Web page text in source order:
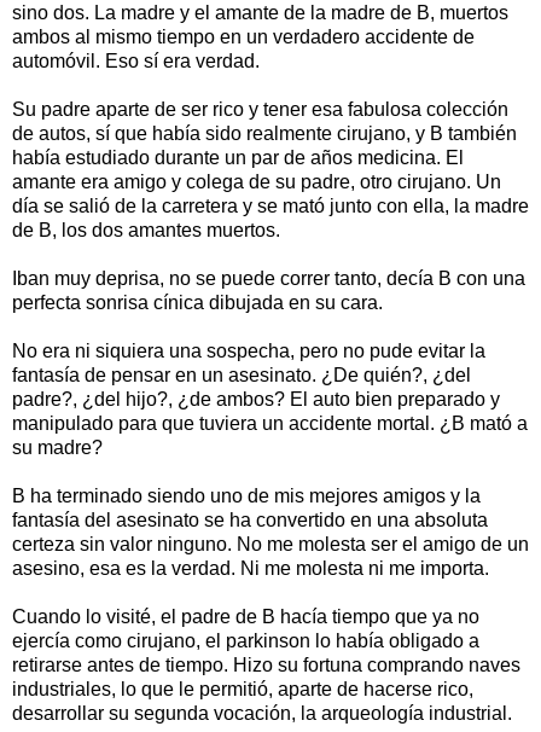
sino dos. La madre y el amante de la madre de B, muertos
ambos al mismo tiempo en un verdadero accidente de
automóvil. Eso sí era verdad.
Su padre aparte de ser rico y tener esa fabulosa colección
de autos, sí que había sido realmente cirujano, y B también
había estudiado durante un par de años medicina. El
amante era amigo y colega de su padre, otro cirujano. Un
día se salió de la carretera y se mató junto con ella, la madre
de B, los dos amantes muertos.
Iban muy deprisa, no se puede correr tanto, decía B con una
perfecta sonrisa cínica dibujada en su cara.
No era ni siquiera una sospecha, pero no pude evitar la
fantasía de pensar en un asesinato. ¿De quién?, ¿del
padre?, ¿del hijo?, ¿de ambos? El auto bien preparado y
manipulado para que tuviera un accidente mortal. ¿B mató a
su madre?
B ha terminado siendo uno de mis mejores amigos y la
fantasía del asesinato se ha convertido en una absoluta
certeza sin valor ninguno. No me molesta ser el amigo de un
asesino, esa es la verdad. Ni me molesta ni me importa.
Cuando lo visité, el padre de B hacía tiempo que ya no
ejercía como cirujano, el parkinson lo había obligado a
retirarse antes de tiempo. Hizo su fortuna comprando naves
industriales, lo que le permitió, aparte de hacerse rico,
desarrollar su segunda vocación, la arqueología industrial.